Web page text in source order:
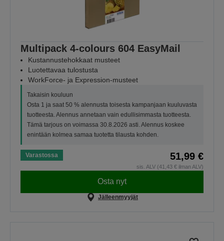
Multipack 4-colours 604 EasyMail
Kustannustehokkaat musteet
Luotettavaa tulostusta
WorkForce- ja Expression-musteet
Takaisin kouluun
Osta 1 ja saat 50 % alennusta toisesta kampanjaan kuuluvasta
tuotteesta. Alennus annetaan vain edullisimmasta tuotteesta.
Tämä tarjous on voimassa 30.8.2026 asti. Alennus koskee
enintään kolmea samaa tuotetta tilausta kohden.
Varastossa 51,99 €
sis. ALV (41,43 € ilman ALV)
Osta nyt
Jälleenmyyjät